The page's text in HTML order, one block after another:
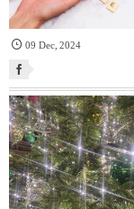
09 Dec,2024